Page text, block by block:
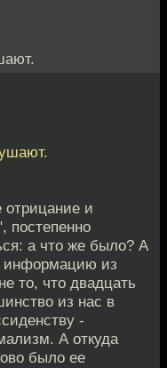
отрицание и
постепенно
а что же было? А
информацию из
то, что двадцать
из нас в
-
А откуда
было ее